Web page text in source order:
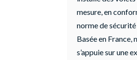
mesure, en
norme de
Basée en
s’appuie sur une